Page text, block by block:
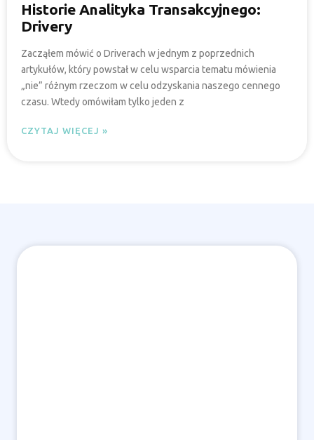
Historie Analityka Transakcyjnego:
Drivery
Zacząłem mówić o Driverach w jednym z poprzednich
artykułów, który powstał w celu wsparcia tematu mówienia
„nie” różnym rzeczom w celu odzyskania naszego cennego
czasu. Wtedy omówiłam tylko jeden z
CZYTAJ WIĘCEJ »